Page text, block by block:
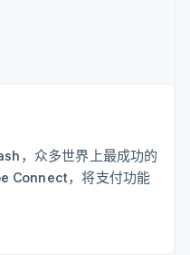
大会
，众多世界上最成功的
Connect，将支付功能